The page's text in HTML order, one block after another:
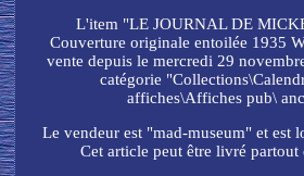
L'item "LE JOURNAL DE
Couverture originale entoilée 1935
vente depuis le mercredi 29
catégorie
affiches\Affiches pub\
Le vendeur est "mad-museum" et est
Cet article peut être livré partout